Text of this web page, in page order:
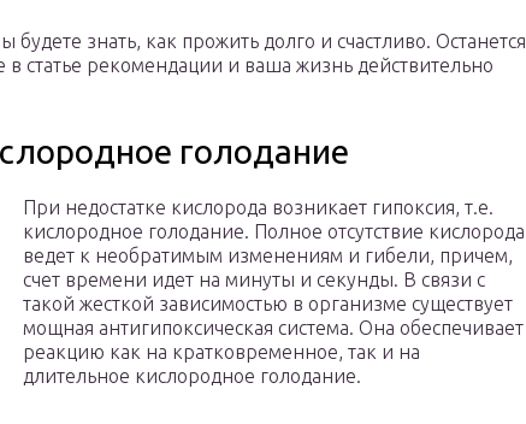
будете знать, как прожить долго и счастливо. Останется
статье рекомендации и ваша жизнь действительно
голодание
При недостатке кислорода возникает гипоксия, т.е.
кислородное голодание. Полное отсутствие кислорода
ведет к необратимым изменениям и гибели, причем,
счет времени идет на минуты и секунды. В связи с
такой жесткой зависимостью в организме существует
мощная антигипоксическая система. Она обеспечивает
реакцию как на кратковременное, так и на
длительное кислородное голодание.